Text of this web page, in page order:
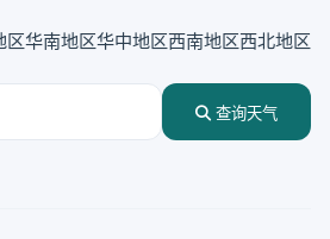
区华南地区华中地区西南地区西北地区
查询天气